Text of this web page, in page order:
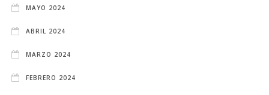
MAYO 2024
ABRIL 2024
MARZO 2024
FEBRERO 2024